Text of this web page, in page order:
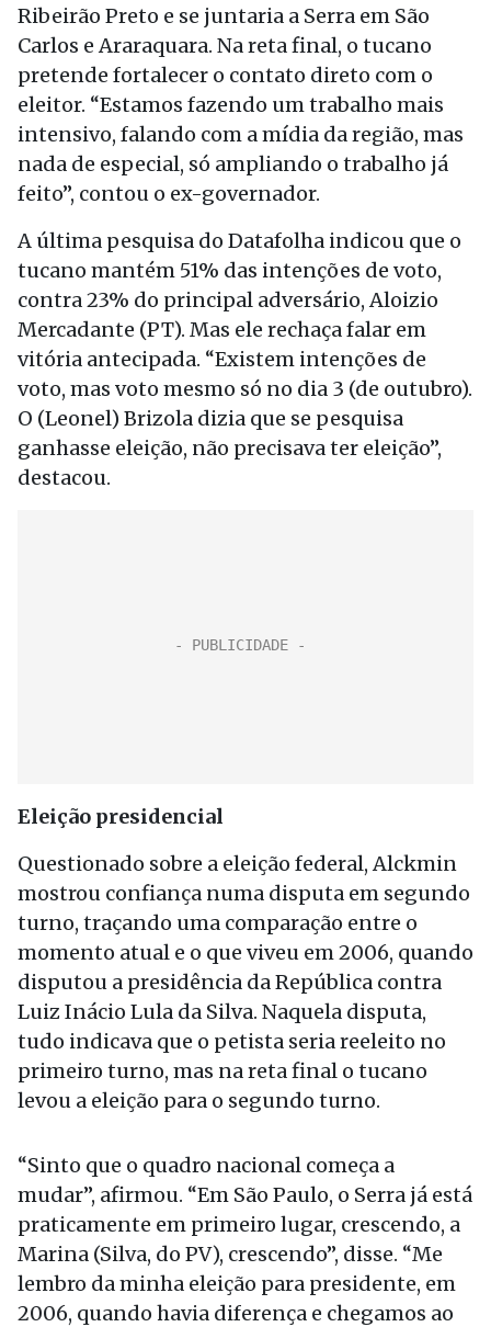
Ribeirão Preto e se juntaria a Serra em São
Carlos e Araraquara. Na reta final, o tucano
pretende fortalecer o contato direto com o
eleitor. “Estamos fazendo um trabalho mais
intensivo, falando com a mídia da região, mas
nada de especial, só ampliando o trabalho já
feito”, contou o ex-governador.
A última pesquisa do Datafolha indicou que o
tucano mantém 51% das intenções de voto,
contra 23% do principal adversário, Aloizio
Mercadante (PT). Mas ele rechaça falar em
vitória antecipada. “Existem intenções de
voto, mas voto mesmo só no dia 3 (de outubro).
O (Leonel) Brizola dizia que se pesquisa
ganhasse eleição, não precisava ter eleição”,
destacou.
Eleição presidencial
Questionado sobre a eleição federal, Alckmin
mostrou confiança numa disputa em segundo
turno, traçando uma comparação entre o
momento atual e o que viveu em 2006, quando
disputou a presidência da República contra
Luiz Inácio Lula da Silva. Naquela disputa,
tudo indicava que o petista seria reeleito no
primeiro turno, mas na reta final o tucano
levou a eleição para o segundo turno.
“Sinto que o quadro nacional começa a
mudar”, afirmou. “Em São Paulo, o Serra já está
praticamente em primeiro lugar, crescendo, a
Marina (Silva, do PV), crescendo”, disse. “Me
lembro da minha eleição para presidente, em
2006, quando havia diferença e chegamos ao